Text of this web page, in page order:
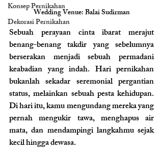
Konsep Pernikahan
Dekorasi Pernikahan
Wedding Venue: Balai Sudirman
Sebuah perayaan cinta ibarat merajut
benang-benang takdir yang sebelumnya
berserakan menjadi sebuah permadani
keabadian yang indah. Hari pernikahan
bukanlah sekadar seremonial pergantian
status, melainkan sebuah pesta kehidupan.
Di hari itu, kamu mengundang mereka yang
pernah mengukir tawa, menghapus air
mata, dan mendampingi langkahmu sejak
kecil hingga dewasa.